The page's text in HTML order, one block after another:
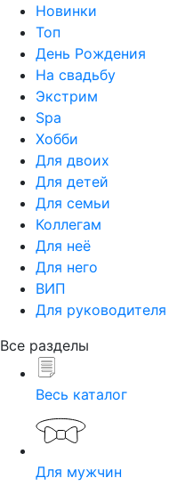
Новинки
Топ
День Рождения
На свадьбу
Экстрим
Spa
Хобби
Для двоих
Для детей
Для семьи
Коллегам
Для неё
Для него
ВИП
Для руководителя
Все разделы
Весь каталог
Для мужчин